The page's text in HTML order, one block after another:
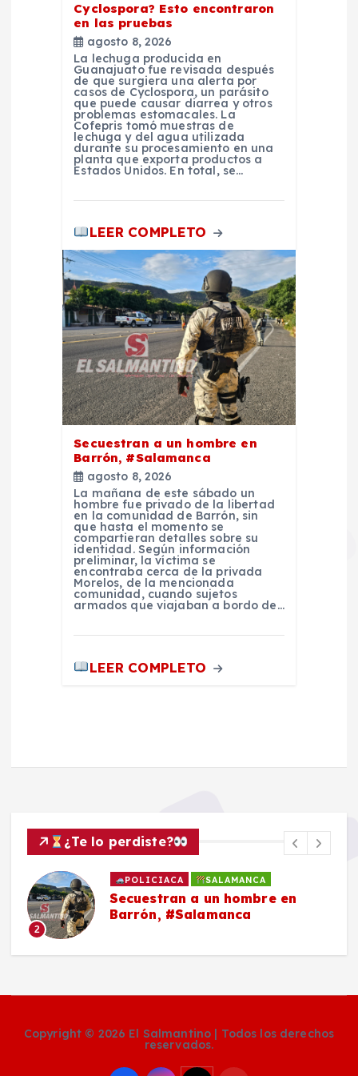
Cyclospora? Esto encontraron
en las pruebas
agosto 8, 2026
La lechuga producida en
Guanajuato fue revisada después
de que surgiera una alerta por
casos de Cyclospora, un parásito
que puede causar diarrea y otros
problemas estomacales. La
Cofepris tomó muestras de
lechuga y del agua utilizada
durante su procesamiento en una
planta que exporta productos a
Estados Unidos. En total, se…
LEER COMPLETO
Secuestran a un hombre en
Barrón, #Salamanca
agosto 8, 2026
La mañana de este sábado un
hombre fue privado de la libertad
en la comunidad de Barrón, sin
que hasta el momento se
compartieran detalles sobre su
identidad. Según información
preliminar, la víctima se
encontraba cerca de la privada
Morelos, de la mencionada
comunidad, cuando sujetos
armados que viajaban a bordo de…
LEER COMPLETO
¿Te lo perdiste?
2
POLICIACA SALAMANCA
Secuestran a un hombre en
Barrón, #Salamanca
Copyright © 2026 El Salmantino | Todos los derechos
reservados.